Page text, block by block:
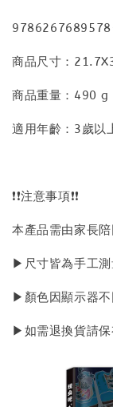
商品尺寸：
商品重量：490 g
適用年齡：3歲以
❗❗注意事項❗❗
本產品需由家長
▶尺寸皆為手工測
▶顏色因顯示器不
▶如需退換貨請